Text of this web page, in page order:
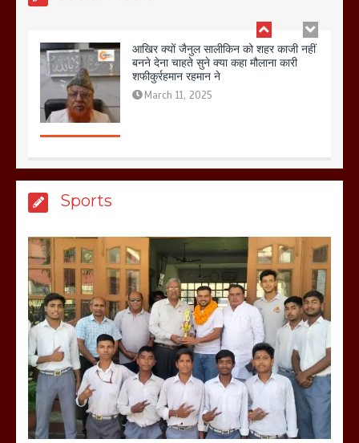
बिजली विभाग से परेशान होकर बागपत में एक संत
ने सरकार को दी आमरण अनशन की चेतावनी
March 8, 2025
होलिका रखने पर लात मार कर होलिका को किया
तहस नहस,मोहल्ले वालों के साथ की गई गाली
गलोच ,कहा अगर रखी गई होली तो होगा खून
खराबा,
March 11, 2025
Sports